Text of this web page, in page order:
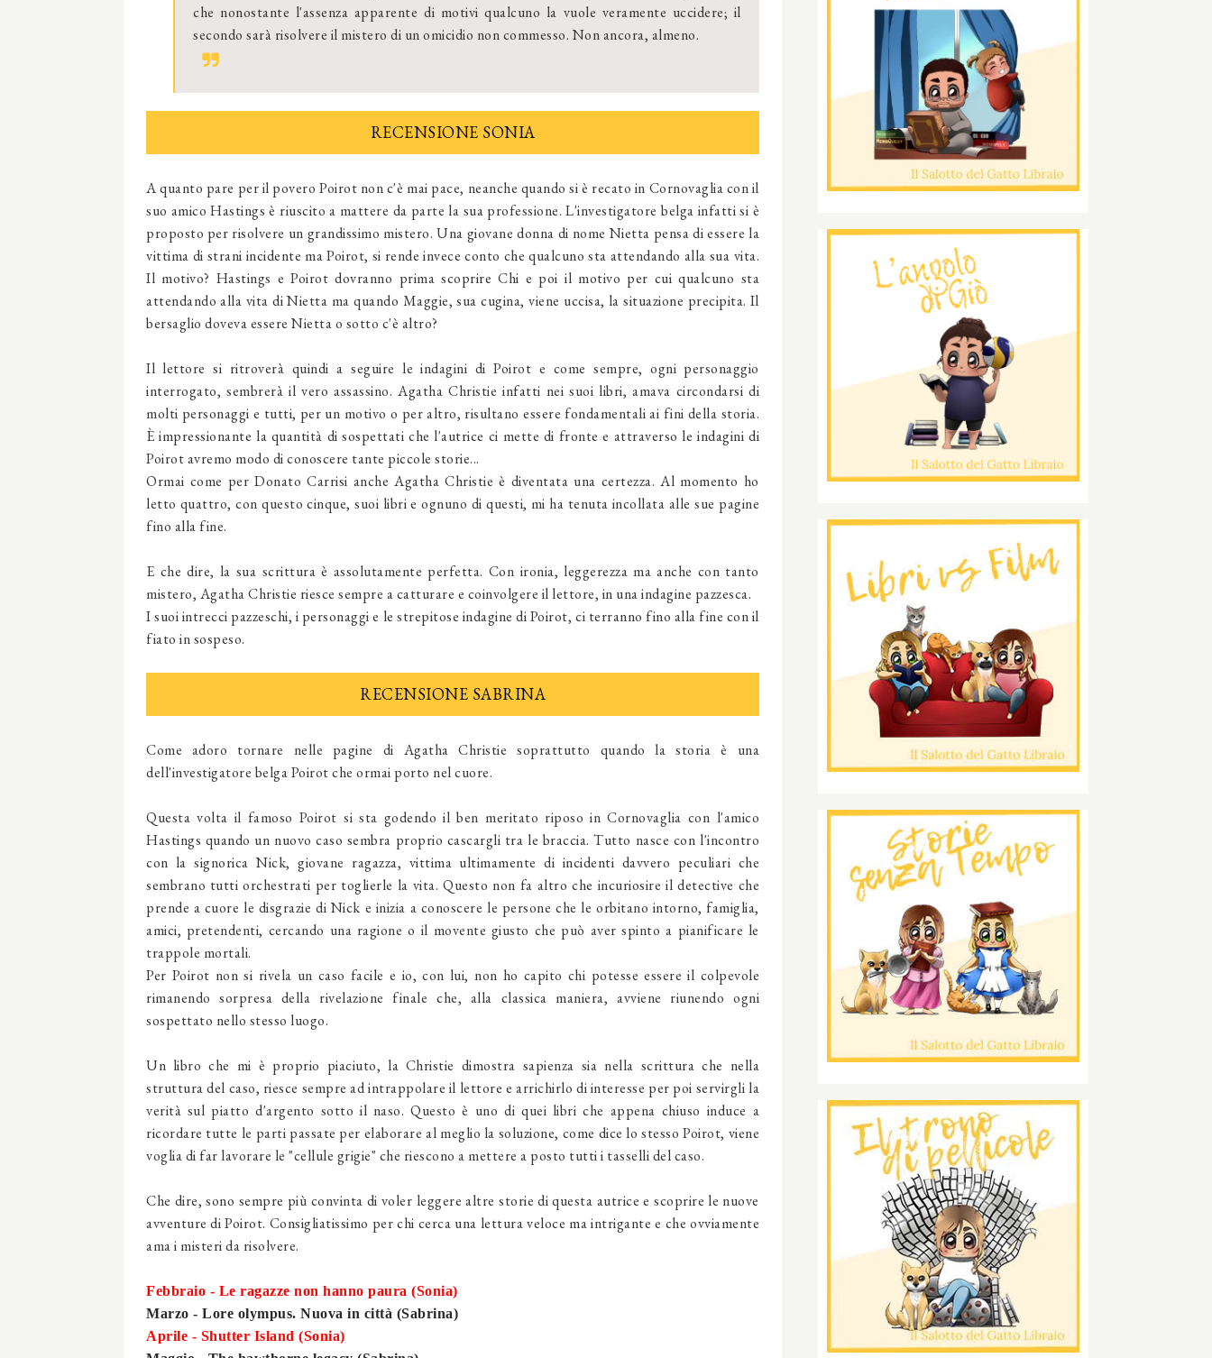
che nonostante l'assenza apparente di motivi qualcuno la vuole veramente uccidere; il
secondo sarà risolvere il mistero di un omicidio non commesso. Non ancora, almeno.
RECENSIONE SONIA
A quanto pare per il povero Poirot non c'è mai pace, neanche quando si è recato in Cornovaglia con il
suo amico Hastings è riuscito a mattere da parte la sua professione. L'investigatore belga infatti si è
proposto per risolvere un grandissimo mistero. Una giovane donna di nome Nietta pensa di essere la
vittima di strani incidente ma Poirot, si rende invece conto che qualcuno sta attendando alla sua vita.
Il motivo? Hastings e Poirot dovranno prima scoprire Chi e poi il motivo per cui qualcuno sta
attendando alla vita di Nietta ma quando Maggie, sua cugina, viene uccisa, la situazione precipita. Il
bersaglio doveva essere Nietta o sotto c'è altro?
Il lettore si ritroverà quindi a seguire le indagini di Poirot e come sempre, ogni personaggio
interrogato, sembrerà il vero assassino. Agatha Christie infatti nei suoi libri, amava circondarsi di
molti personaggi e tutti, per un motivo o per altro, risultano essere fondamentali ai fini della storia.
È impressionante la quantità di sospettati che l'autrice ci mette di fronte e attraverso le indagini di
Poirot avremo modo di conoscere tante piccole storie...
Ormai come per Donato Carrisi anche Agatha Christie è diventata una certezza. Al momento ho
letto quattro, con questo cinque, suoi libri e ognuno di questi, mi ha tenuta incollata alle sue pagine
fino alla fine.
E che dire, la sua scrittura è assolutamente perfetta. Con ironia, leggerezza ma anche con tanto
mistero, Agatha Christie riesce sempre a catturare e coinvolgere il lettore, in una indagine pazzesca.
I suoi intrecci pazzeschi, i personaggi e le strepitose indagine di Poirot, ci terranno fino alla fine con il
fiato in sospeso.
RECENSIONE SABRINA
Come adoro tornare nelle pagine di Agatha Christie soprattutto quando la storia è una
dell'investigatore belga Poirot che ormai porto nel cuore.
Questa volta il famoso Poirot si sta godendo il ben meritato riposo in Cornovaglia con l'amico
Hastings quando un nuovo caso sembra proprio cascargli tra le braccia. Tutto nasce con l'incontro
con la signorica Nick, giovane ragazza, vittima ultimamente di incidenti davvero peculiari che
sembrano tutti orchestrati per toglierle la vita. Questo non fa altro che incuriosire il detective che
prende a cuore le disgrazie di Nick e inizia a conoscere le persone che le orbitano intorno, famiglia,
amici, pretendenti, cercando una ragione o il movente giusto che può aver spinto a pianificare le
trappole mortali.
Per Poirot non si rivela un caso facile e io, con lui, non ho capito chi potesse essere il colpevole
rimanendo sorpresa della rivelazione finale che, alla classica maniera, avviene riunendo ogni
sospettato nello stesso luogo.
Un libro che mi è proprio piaciuto, la Christie dimostra sapienza sia nella scrittura che nella
struttura del caso, riesce sempre ad intrappolare il lettore e arrichirlo di interesse per poi servirgli la
verità sul piatto d'argento sotto il naso. Questo è uno di quei libri che appena chiuso induce a
ricordare tutte le parti passate per elaborare al meglio la soluzione, come dice lo stesso Poirot, viene
voglia di far lavorare le "cellule grigie" che riescono a mettere a posto tutti i tasselli del caso.
Che dire, sono sempre più convinta di voler leggere altre storie di questa autrice e scoprire le nuove
avventure di Poirot. Consigliatissimo per chi cerca una lettura veloce ma intrigante e che ovviamente
ama i misteri da risolvere.
Febbraio - Le ragazze non hanno paura (Sonia)
Marzo - Lore olympus. Nuova in città (Sabrina)
Aprile - Shutter Island (Sonia)